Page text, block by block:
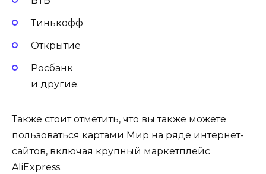
Тинькофф
Открытие
Росбанк
и другие.
Также стоит отметить, что вы также можете
пользоваться картами Мир на ряде интернет-
сайтов, включая крупный маркетплейс
AliExpress.